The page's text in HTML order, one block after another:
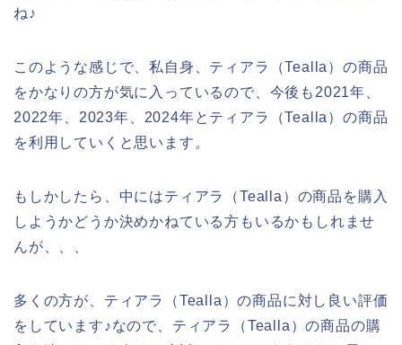
ね♪
このような感じで、私自身、ティアラ（Tealla）の商品
をかなりの方が気に入っているので、今後も2021年、
2022年、2023年、2024年とティアラ（Tealla）の商品
を利用していくと思います。
もしかしたら、中にはティアラ（Tealla）の商品を購入
しようかどうか決めかねている方もいるかもしれませ
んが、、、
多くの方が、ティアラ（Tealla）の商品に対し良い評価
をしています♪なので、ティアラ（Tealla）の商品の購